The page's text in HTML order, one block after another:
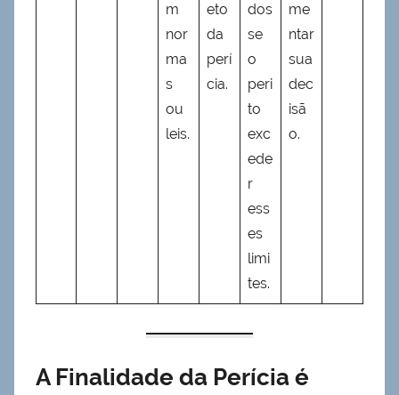
m
nor
ma
s
ou
leis.
eto
da
perí
cia.
dos
se
o
peri
to
exc
ede
r
ess
es
limi
tes.
me
ntar
sua
dec
isã
o.
A Finalidade da Perícia é